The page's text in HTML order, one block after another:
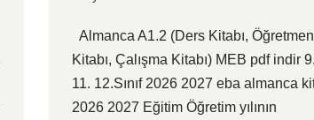
Almanca A1.2 (Ders Kitabı, Öğretmen
Kitabı, Çalışma Kitabı) MEB pdf indir
11. 12.Sınıf 2026 2027 eba almanca
2026 2027 Eğitim Öğretim yılının